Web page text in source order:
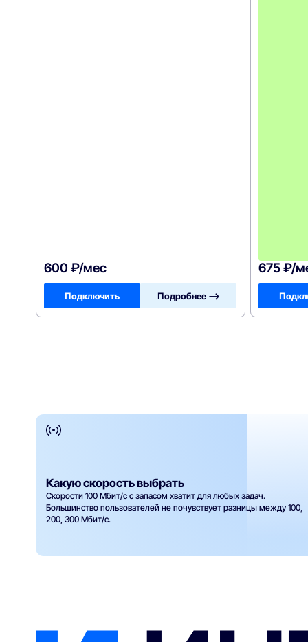
600 ₽/мес
Подключить Подробнее —>
675 ₽/
Какую скорость выбрать
Скорости 100 Мбит/с с запасом хватит для любых задач.
Большинство пользователей не почувствует разницы между 100,
200, 300 Мбит/с.